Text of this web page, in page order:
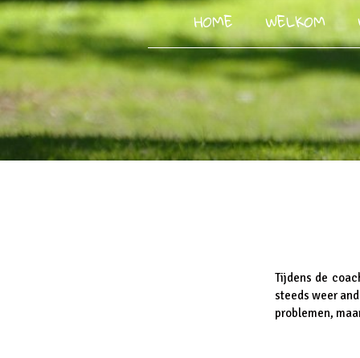
HOME WELKOM
Tijdens de
steeds weer
problemen,